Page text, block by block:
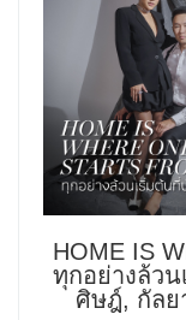
HOME IS
ทุกอย่างล้ว
ศิษฎ์, กัล